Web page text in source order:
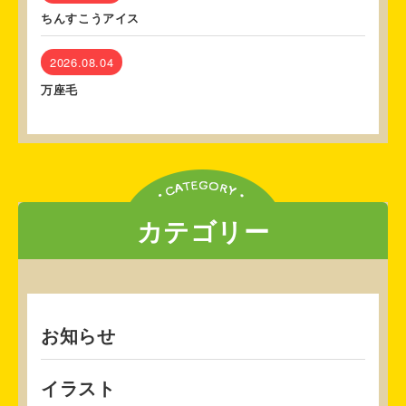
ちんすこうアイス
2026.08.04
万座毛
カテゴリー
お知らせ
イラスト